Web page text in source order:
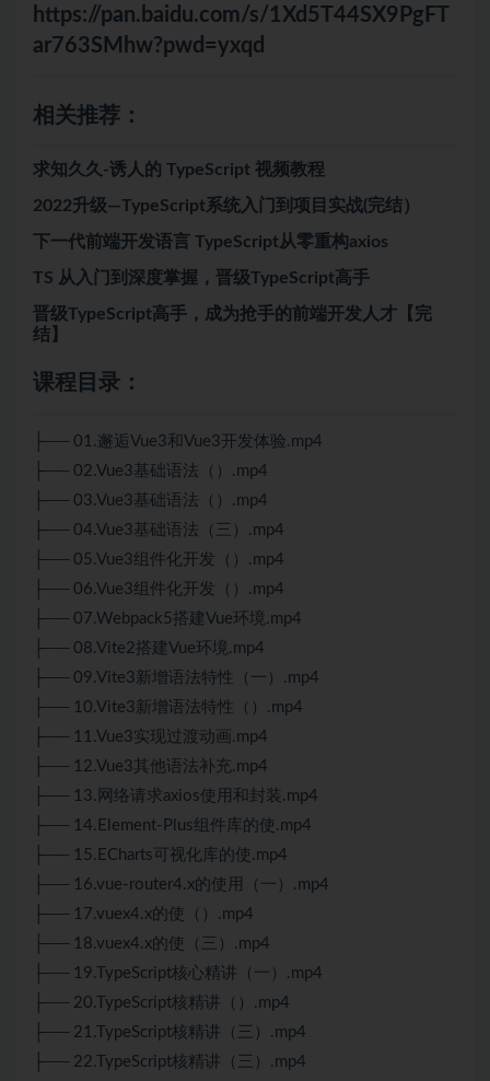
https://pan.baidu.com/s/1Xd5T44SX9PgFT
ar763SMhw?pwd=yxqd
相关推荐：
求知久久-诱人的 TypeScript 视频教程
2022升级—TypeScript系统入门到项目实战(完结）
下一代前端开发语言 TypeScript从零重构axios
TS 从入门到深度掌握，晋级TypeScript高手
晋级TypeScript高手，成为抢手的前端开发人才【完
结】
课程目录：
├── 01.邂逅Vue3和Vue3开发体验.mp4
├── 02.Vue3基础语法（）.mp4
├── 03.Vue3基础语法（）.mp4
├── 04.Vue3基础语法（三）.mp4
├── 05.Vue3组件化开发（）.mp4
├── 06.Vue3组件化开发（）.mp4
├── 07.Webpack5搭建Vue环境.mp4
├── 08.Vite2搭建Vue环境.mp4
├── 09.Vite3新增语法特性（一）.mp4
├── 10.Vite3新增语法特性（）.mp4
├── 11.Vue3实现过渡动画.mp4
├── 12.Vue3其他语法补充.mp4
├── 13.网络请求axios使用和封装.mp4
├── 14.Element-Plus组件库的使.mp4
├── 15.ECharts可视化库的使.mp4
├── 16.vue-router4.x的使用（一）.mp4
├── 17.vuex4.x的使（）.mp4
├── 18.vuex4.x的使（三）.mp4
├── 19.TypeScript核心精讲（一）.mp4
├── 20.TypeScript核精讲（）.mp4
├── 21.TypeScript核精讲（三）.mp4
├── 22.TypeScript核精讲（三）.mp4